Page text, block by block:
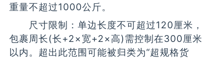
重量不超过1000公斤。
尺寸限制：单边长度不可超过120厘米，
包裹周长(长+2×宽+2×高)需控制在300厘米
以内。超出此范围可能被归类为“超规格货